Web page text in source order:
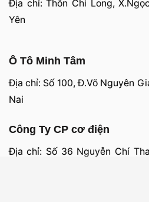
Địa chỉ: Thôn Chi Long,
Yên
Ô Tô Minh Tâm
Địa chỉ: Số 100, Đ.Võ Nguyên
Nai
Công Ty CP cơ điện
Địa chỉ: Số 36 Nguyễn Chí